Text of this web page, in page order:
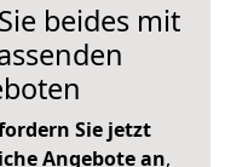
beides mit
Sie jetzt
Angebote an,